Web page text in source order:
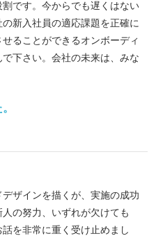
です。今からでも遅くはない
新入社員の適応課題を正確に
ることができるオンボーディ
下さい。会社の未来は、みな
ザインを描くが、実施の成功
の努力、いずれが欠けても
を非常に重く受け止めまし